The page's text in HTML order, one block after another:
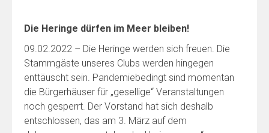
Die Heringe dürfen im Meer bleiben!
09.02.2022 – Die Heringe werden sich freuen. Die
Stammgäste unseres Clubs werden hingegen
enttäuscht sein. Pandemiebedingt sind momentan
die Bürgerhäuser für „gesellige“ Veranstaltungen
noch gesperrt. Der Vorstand hat sich deshalb
entschlossen, das am 3. März auf dem